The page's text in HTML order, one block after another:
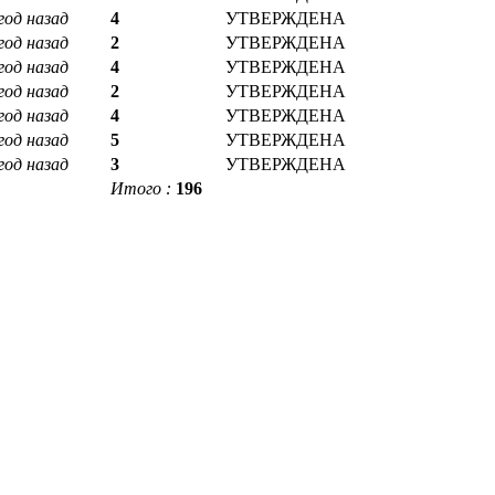
назад 4
УТВЕРЖДЕНА
назад 2
УТВЕРЖДЕНА
назад 4
УТВЕРЖДЕНА
назад 2
УТВЕРЖДЕНА
назад 4
УТВЕРЖДЕНА
назад 5
УТВЕРЖДЕНА
назад 3
УТВЕРЖДЕНА
Итого : 196